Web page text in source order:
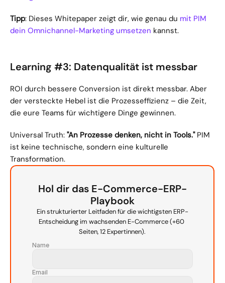
Hol dir das E-Commerce-ERP-
Playbook
Ein strukturierter Leitfaden für die wichtigsten ERP-
Entscheidung im wachsenden E-Commerce (+60
Seiten, 12 Expertinnen).
Name
Email
Tipp: Dieses Whitepaper zeigt dir, wie genau du mit PIM
dein Omnichannel-Marketing umsetzen kannst.
Learning #3: Datenqualität ist messbar
ROI durch bessere Conversion ist direkt messbar. Aber
der versteckte Hebel ist die Prozesseffizienz – die Zeit,
die eure Teams für wichtigere Dinge gewinnen.
Universal Truth: "An Prozesse denken, nicht in Tools." PIM
ist keine technische, sondern eine kulturelle
Transformation.